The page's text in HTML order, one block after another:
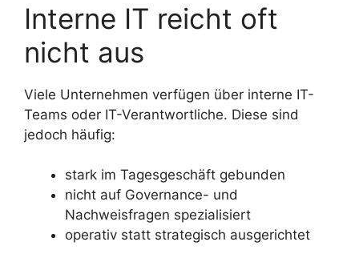
Interne IT reicht oft
nicht aus
Viele Unternehmen verfügen über interne IT-
Teams oder IT-Verantwortliche. Diese sind
jedoch häufig:
stark im Tagesgeschäft gebunden
nicht auf Governance- und
Nachweisfragen spezialisiert
operativ statt strategisch ausgerichtet